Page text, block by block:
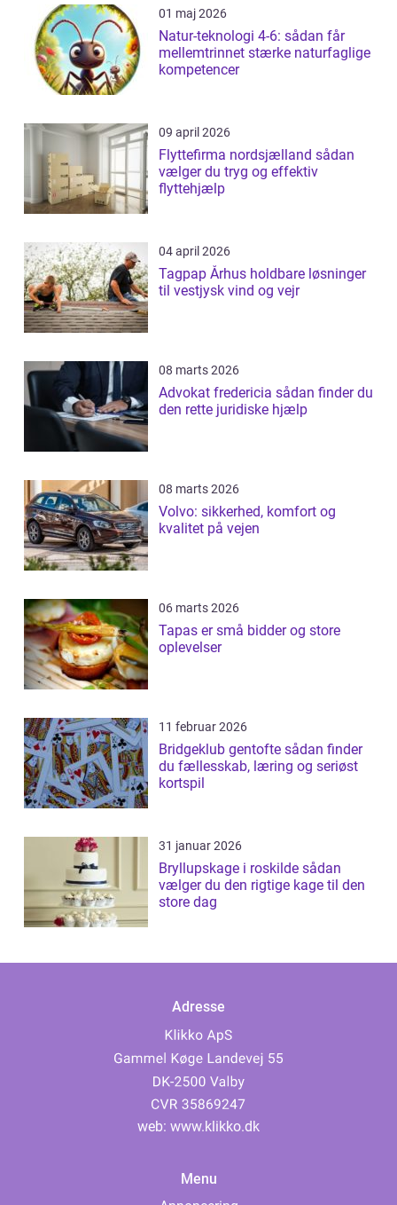
01 maj 2026
Natur-teknologi 4-6: sådan får
mellemtrinnet stærke naturfaglige
kompetencer
09 april 2026
Flyttefirma nordsjælland sådan
vælger du tryg og effektiv
flyttehjælp
04 april 2026
Tagpap Århus holdbare løsninger
til vestjysk vind og vejr
08 marts 2026
Advokat fredericia sådan finder du
den rette juridiske hjælp
08 marts 2026
Volvo: sikkerhed, komfort og
kvalitet på vejen
06 marts 2026
Tapas er små bidder og store
oplevelser
11 februar 2026
Bridgeklub gentofte sådan finder
du fællesskab, læring og seriøst
kortspil
31 januar 2026
Bryllupskage i roskilde sådan
vælger du den rigtige kage til den
store dag
Adresse
web: www.klikko.dk
Menu